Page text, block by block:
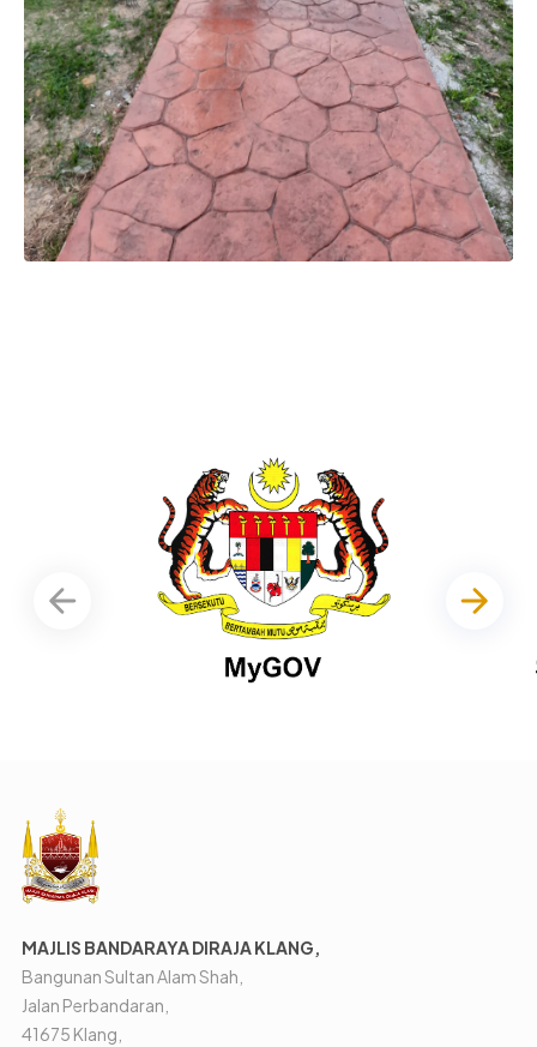
MAJLIS BANDARAYA DIRAJA KLANG,
Bangunan Sultan Alam Shah,
Jalan Perbandaran,
41675 Klang,